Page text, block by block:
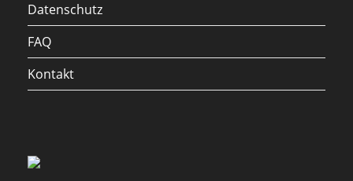
Datenschutz
FAQ
Kontakt